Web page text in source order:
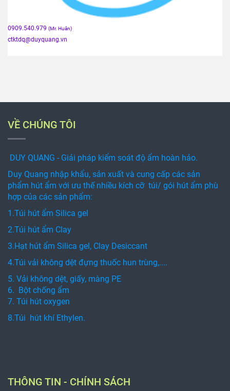
0909.540.979 (Mr. Huân)
ctktdq@duyquang.vn
VỀ CHÚNG TÔI
DUY QUANG - Giải pháp kiểm soát độ ẩm hoàn hảo.
Duy Quang nhập khẩu, sản xuất và cung cấp các sản
phẩm hút ẩm với ưu thế nhiều kích cỡ túi/ gói hút ẩm phù
hợp của các sản phẩm:
1.Túi hút ẩm Silica gel
2.Túi hút ẩm Clay
3.Hạt hút ẩm Silica gel, Clay Desiccant
4.Túi vải không dệt đựng thuốc hun trùng,....
5. Vải không dệt, giấy, màng PE
6. Bột chống ẩm
7. Túi hút oxygen
8.Túi hút khí Ethylen.
THÔNG TIN - CHÍNH SÁCH